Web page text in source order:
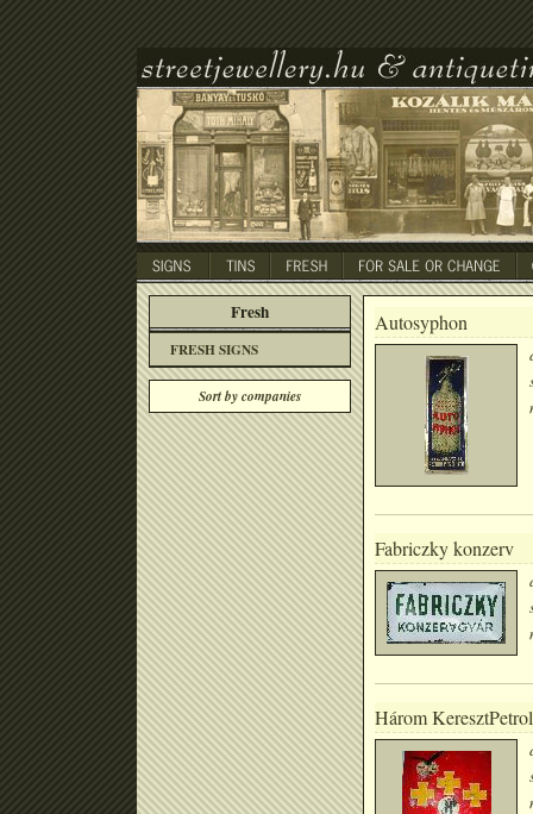
Fresh
FRESH SIGNS
Sort by companies
Autosyphon
Fabriczky konzerv
Három